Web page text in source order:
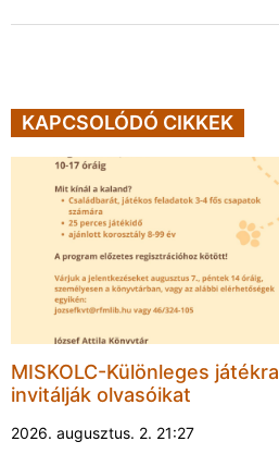
KAPCSOLÓDÓ CIKKEK
MISKOLC-Különleges játékra
invitálják olvasóikat
2026. augusztus. 2. 21:27